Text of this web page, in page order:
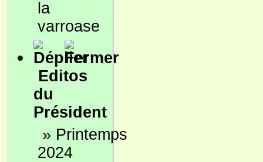
la
varroase
Editos
du
Président
» Printemps
2024